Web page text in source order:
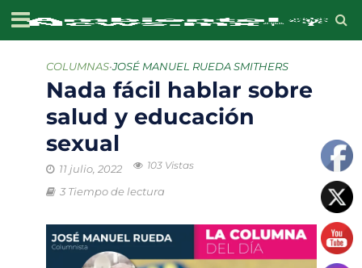
COLUMNAS•JOSÉ MANUEL RUEDA SMITHERS
Nada fácil hablar sobre
salud y educación
sexual
11 julio, 2022 103 Vistas
3 Tiempo de lectura